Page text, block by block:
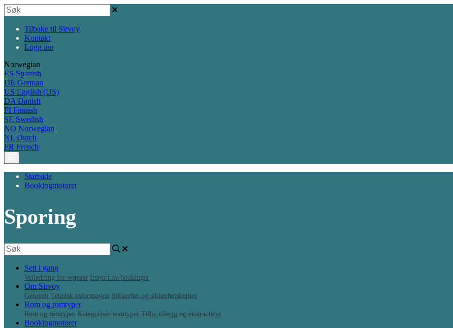
Tilbake til Sirvoy
Kontakt
Logg inn
Norwegian
ES Spanish
DE German
US English (US)
DA Danish
FI Finnish
SE Swedish
NO Norwegian
NL Dutch
FR French
Startside
Bookingmotorer
Sporing
Sett i gang
Veiledning for oppsett Import av bookinger
Om Sirvoy
Generelt Teknisk informasjon Sikkerhet og sikkerhetskopier
Rom og romtyper
Rom og romtyper Kategorisér romtyper Tilby tillegg og ekstrautstyr
Bookingmotorer